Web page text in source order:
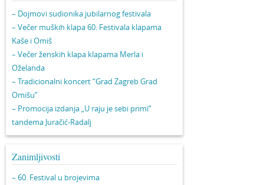
– Dojmovi sudionika jubilarnog festivala
– Večer muških klapa 60. Festivala klapama
Kaše i Omiš
– Večer ženskih klapa klapama Merla i
Oželanda
– Tradicionalni koncert “Grad Zagreb Grad
Omišu”
– Promocija izdanja „U raju je sebi primi“
tandema Juračić-Radalj
Zanimljivosti
– 60. Festival u brojevima